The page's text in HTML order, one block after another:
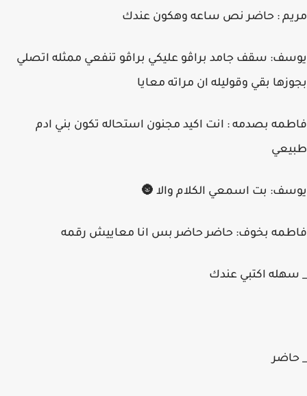
مريم : حاضر نص ساعه وهكون عندك
يوسف: سقف جامد براڤو عليكي براڤو تنفعي ممثله اتصلي
بجوزها بقي وقوليله ان مراته معايا
فاطمه بصدمه : انت اكيد مجنون استحاله تكون بني ادم
طبيعي
يوسف: بت اسمعي الكلام والا 🌚
فاطمه بخوف: حاضر حاضر بس انا معاييش رقمه
_ سهله اكتبي عندك
_ حاضر